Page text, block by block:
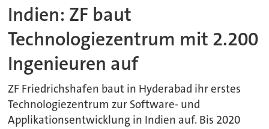
Indien: ZF baut
Technologiezentrum mit 2.200
Ingenieuren auf
ZF Friedrichshafen baut in Hyderabad ihr erstes
Technologiezentrum zur Software- und
Applikationsentwicklung in Indien auf. Bis 2020